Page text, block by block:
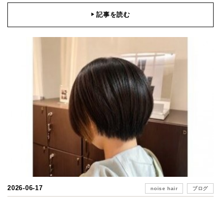
▶記事を読む
2026-06-17 noise hair ブログ